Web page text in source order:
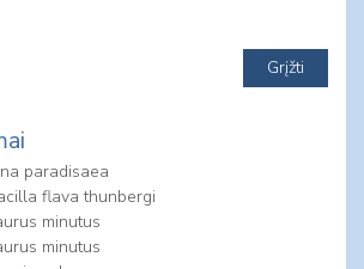
paradisaea
flava thunbergi
minutus
minutus